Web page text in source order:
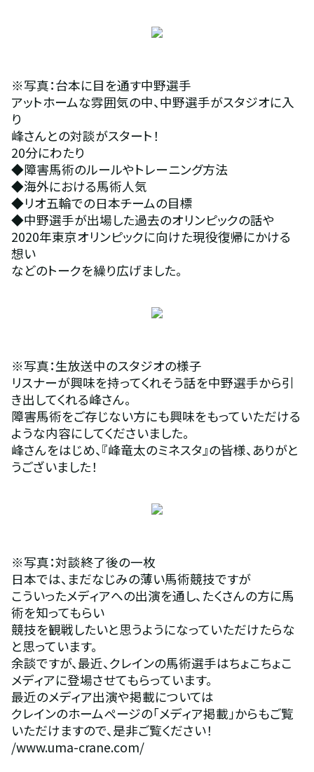
※写真：台本に目を通す中野選手
アットホームな雰囲気の中、中野選手がスタジオに入
り
峰さんとの対談がスタート！
20分にわたり
◆障害馬術のルールやトレーニング方法
◆海外における馬術人気
◆リオ五輪での日本チームの目標
◆中野選手が出場した過去のオリンピックの話や
2020年東京オリンピックに向けた現役復帰にかける
想い
などのトークを繰り広げました。
※写真：生放送中のスタジオの様子
リスナーが興味を持ってくれそう話を中野選手から引
き出してくれる峰さん。
障害馬術をご存じない方にも興味をもっていただける
ような内容にしてくださいました。
峰さんをはじめ、『峰竜太のミネスタ』の皆様、ありがと
うございました！
※写真：対談終了後の一枚
日本では、まだなじみの薄い馬術競技ですが
こういったメディアへの出演を通し、たくさんの方に馬
術を知ってもらい
競技を観戦したいと思うようになっていただけたらな
と思っています。
余談ですが、最近、クレインの馬術選手はちょこちょこ
メディアに登場させてもらっています。
最近のメディア出演や掲載については
クレインのホームページの「メディア掲載」からもご覧
いただけますので、是非ご覧ください！
/www.uma-crane.com/